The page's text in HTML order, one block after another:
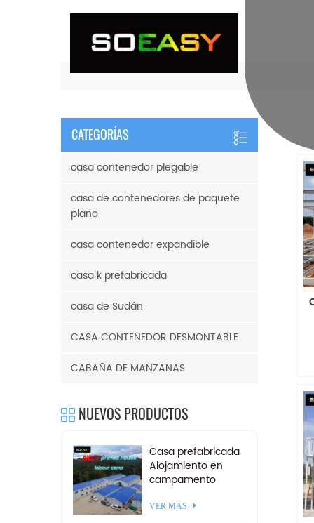
CATEGORÍAS
casa contenedor plegable
casa de contenedores de paquete
plano
casa contenedor expandible
casa k prefabricada
casa de Sudán
CASA CONTENEDOR DESMONTABLE
CABAÑA DE MANZANAS
NUEVOS PRODUCTOS
Casa prefabricada
Alojamiento en
campamento
trabajo
VER MÁS